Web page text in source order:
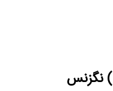
) نگزنس